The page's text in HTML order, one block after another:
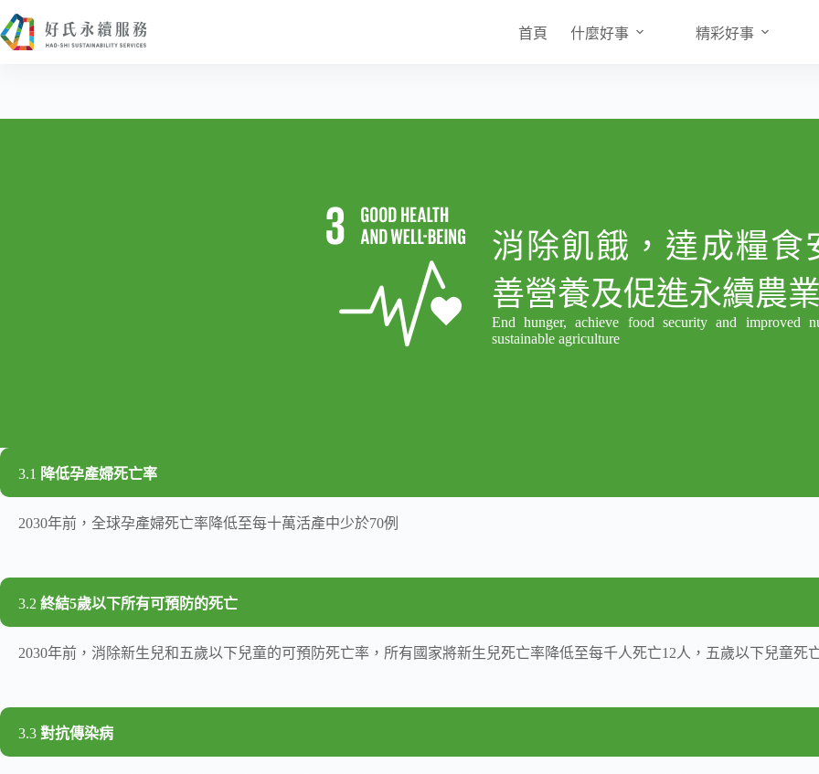
至
主
容
首頁 什麼好事 精彩好事
消除飢餓，達成糧食
善營養及促進永續農
End hunger, achieve food security and improved
sustainable agriculture
3.1 降低孕產婦死亡率
2030年前，全球孕產婦死亡率降低至每十萬活產中少於70例
3.2 終結5歲以下所有可預防的死亡
2030年前，消除新生兒和五歲以下兒童的可預防死亡率，所有國家將新生兒死亡率降低至每千人死亡12人，五歲以下兒童死
3.3 對抗傳染病